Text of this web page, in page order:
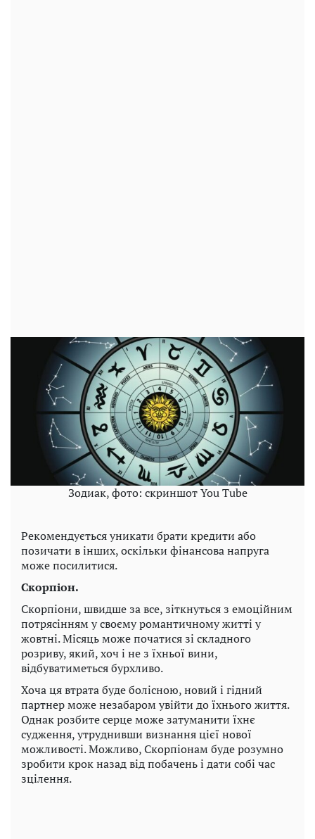
Зодиак, фото: скриншот You Tube
Рекомендується уникати брати кредити або
позичати в інших, оскільки фінансова напруга
може посилитися.
Скорпіон.
Скорпіони, швидше за все, зіткнуться з емоційним
потрясінням у своєму романтичному житті у
жовтні. Місяць може початися зі складного
розриву, який, хоч і не з їхньої вини,
відбуватиметься бурхливо.
Хоча ця втрата буде болісною, новий і гідний
партнер може незабаром увійти до їхнього життя.
Однак розбите серце може затуманити їхнє
судження, утруднивши визнання цієї нової
можливості. Можливо, Скорпіонам буде розумно
зробити крок назад від побачень і дати собі час
зцілення.